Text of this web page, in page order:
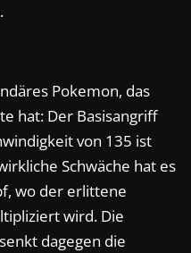
Pokemon, das
hat: Der Basisangriff
von 135 ist
Schwäche hat es
wo der erlittene
wird. Die
dagegen die